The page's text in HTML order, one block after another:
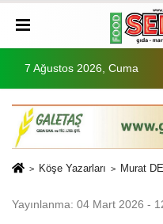
7 Ağustos 2026, Cuma
Köşe Yazarları Murat
Yayınlanma: 04 Mart 2026 -